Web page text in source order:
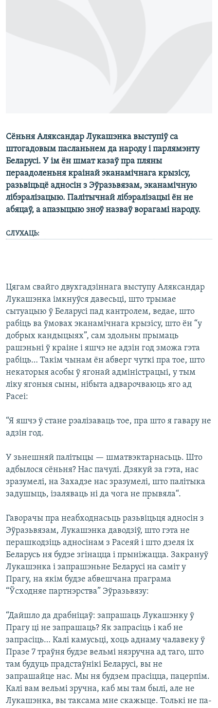
Сёньня Аляксандар Лукашэнка выступіў са
штогадовым пасланьнем да народу і парлямэнту
Беларусі. У ім ён шмат казаў пра пляны
пераадоленьня краінай эканамічнага крызісу,
разьвіцьцё адносін з Эўразьвязам, эканамічную
лібэралізацыю. Палітычнай лібэралізацыі ён не
абяцаў, а апазыцыю зноў назваў ворагамі народу.
СЛУХАЦЬ:
Цягам свайго двухгадзіннага выступу Аляксандар
Лукашэнка імкнуўся давесьці, што трымае
сытуацыю ў Беларусі пад кантролем, ведае, што
рабіць ва ўмовах эканамічнага крызісу, што ён “у
добрых кандыцыях”, сам здольны прымаць
рашэньні ў краіне і яшчэ не адзін год зможа гэта
рабіць… Такім чынам ён абверг чуткі пра тое, што
некаторыя асобы ў ягонай адміністрацыі, у тым
ліку ягоныя сыны, нібыта адварочваюць яго ад
Расеі:
“Я яшчэ ў стане рэалізаваць тое, пра што я гавару не
адзін год.
У зьнешняй палітыцы — шматвэктарнасьць. Што
адбылося сёньня? Нас пачулі. Дзякуй за гэта, нас
зразумелі, на Захадзе нас зразумелі, што палітыка
задушыць, ізаляваць ні да чога не прывяла“.
Гаворачы пра неабходнасьць разьвіцьця адносін з
Эўразьвязам, Лукашэнка даводзіў, што гэта не
перашкодзіць адносінам з Расеяй і што дзеля іх
Беларусь ня будзе згінацца і прыніжацца. Закрануў
Лукашэнка і запрашэньне Беларусі на саміт у
Прагу, на якім будзе абвешчана праграма
“Ўсходняе партнэрства” Эўразьвязу:
“Дайшло да драбніцаў: запрашаць Лукашэнку ў
Прагу ці не запрашаць? Як запрасіць і каб не
запрасіць… Калі камусьці, хоць аднаму чалавеку ў
Празе 7 траўня будзе вельмі нязручна ад таго, што
там будуць прадстаўнікі Беларусі, вы не
запрашайце нас. Мы ня будзем прасіцца, пацерпім.
Калі вам вельмі зручна, каб мы там былі, але не
Лукашэнка, вы таксама мне скажыце. Толькі не па-